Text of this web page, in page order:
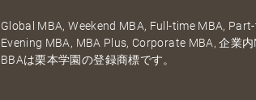
Global MBA, Weekend MBA, Full-time MBA,
Evening MBA, MBA Plus, Corporate MBA, 企業内
BBAは栗本学園の登録商標です。